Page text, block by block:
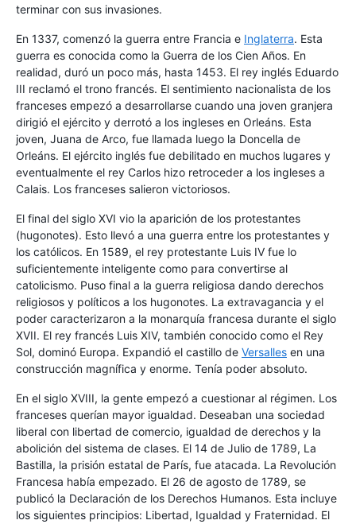
terminar con sus invasiones.
En 1337, comenzó la guerra entre Francia e Inglaterra. Esta
guerra es conocida como la Guerra de los Cien Años. En
realidad, duró un poco más, hasta 1453. El rey inglés Eduardo
III reclamó el trono francés. El sentimiento nacionalista de los
franceses empezó a desarrollarse cuando una joven granjera
dirigió el ejército y derrotó a los ingleses en Orleáns. Esta
joven, Juana de Arco, fue llamada luego la Doncella de
Orleáns. El ejército inglés fue debilitado en muchos lugares y
eventualmente el rey Carlos hizo retroceder a los ingleses a
Calais. Los franceses salieron victoriosos.
El final del siglo XVI vio la aparición de los protestantes
(hugonotes). Esto llevó a una guerra entre los protestantes y
los católicos. En 1589, el rey protestante Luis IV fue lo
suficientemente inteligente como para convertirse al
catolicismo. Puso final a la guerra religiosa dando derechos
religiosos y políticos a los hugonotes. La extravagancia y el
poder caracterizaron a la monarquía francesa durante el siglo
XVII. El rey francés Luis XIV, también conocido como el Rey
Sol, dominó Europa. Expandió el castillo de Versalles en una
construcción magnífica y enorme. Tenía poder absoluto.
En el siglo XVIII, la gente empezó a cuestionar al régimen. Los
franceses querían mayor igualdad. Deseaban una sociedad
liberal con libertad de comercio, igualdad de derechos y la
abolición del sistema de clases. El 14 de Julio de 1789, La
Bastilla, la prisión estatal de París, fue atacada. La Revolución
Francesa había empezado. El 26 de agosto de 1789, se
publicó la Declaración de los Derechos Humanos. Esta incluye
los siguientes principios: Libertad, Igualdad y Fraternidad. El